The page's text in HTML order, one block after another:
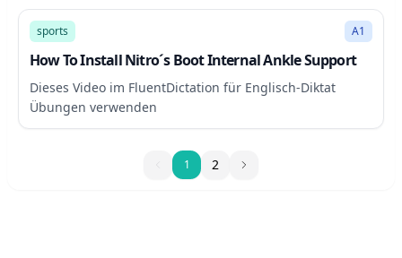
sports A1
How To Install Nitro´s Boot Internal Ankle Support
Dieses Video im FluentDictation für Englisch-Diktat
Übungen verwenden
11 2